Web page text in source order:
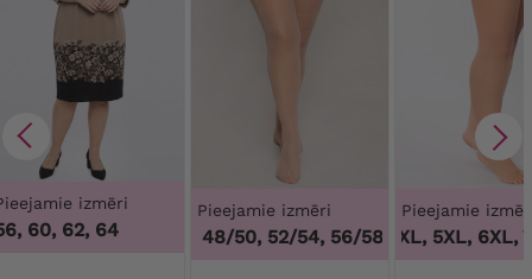
izmēri
60, 62, 64
Pieejamie izmēri
44/46, 48/50, 52/54, 56/58, 60/62,44/46,
Pieejamie
3XL, 4XL, 5XL, 6XL,